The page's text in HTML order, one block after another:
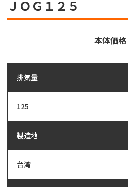
ＪＯＧ１２５
本体価格
排気量
125
製造地
台湾